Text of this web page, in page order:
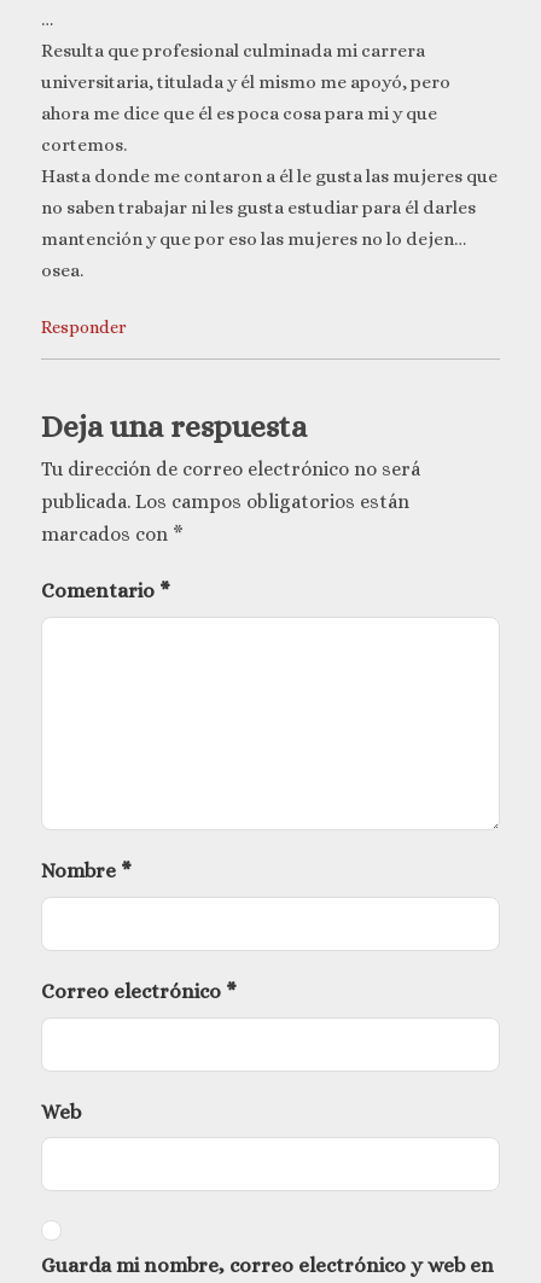
…
Resulta que profesional culminada mi carrera
universitaria, titulada y él mismo me apoyó, pero
ahora me dice que él es poca cosa para mi y que
cortemos.
Hasta donde me contaron a él le gusta las mujeres que
no saben trabajar ni les gusta estudiar para él darles
mantención y que por eso las mujeres no lo dejen…
osea.
Responder
Deja una respuesta
Tu dirección de correo electrónico no será
publicada. Los campos obligatorios están
marcados con *
Comentario *
Nombre *
Correo electrónico *
Web
Guarda mi nombre, correo electrónico y web en